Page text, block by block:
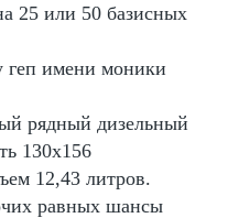
25 или 50 базисных
геп имени моники
рядный дизельный
130х156
12,43 литров.
равных шансы